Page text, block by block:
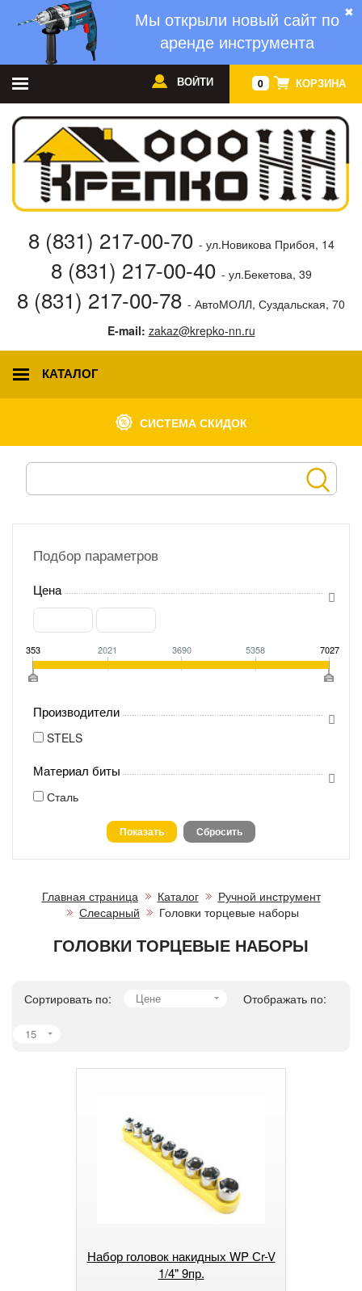
✖
Мы открыли новый сайт по
аренде инструмента
0 КОРЗИНА
ВОЙТИ
8 (831) 217-00-70 - ул.Новикова Прибоя, 14
8 (831) 217-00-40 - ул.Бекетова, 39
8 (831) 217-00-78 - АвтоМОЛЛ, Суздальская, 70
E-mail: zakaz@krepko-nn.ru
КАТАЛОГ
СИСТЕМА СКИДОК
Подбор параметров
Цена
353 2021 3690 5358 7027
Производители
STELS
Материал биты
Сталь
Главная страница Каталог
Ручной инструмент
Слесарный
Головки торцевые наборы
ГОЛОВКИ ТОРЦЕВЫЕ НАБОРЫ
Сортировать по: Цене Отображать по:
15
Набор головок накидных WP Сr-V
1/4" 9пр.